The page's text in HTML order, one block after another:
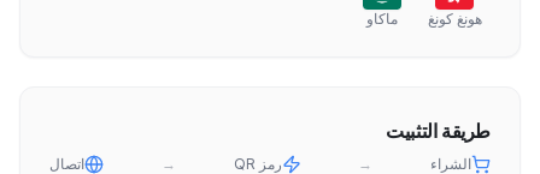
هونغ كونغ ماكاو
طريقة التثبيت
الشراء → رمز QR → اتصال